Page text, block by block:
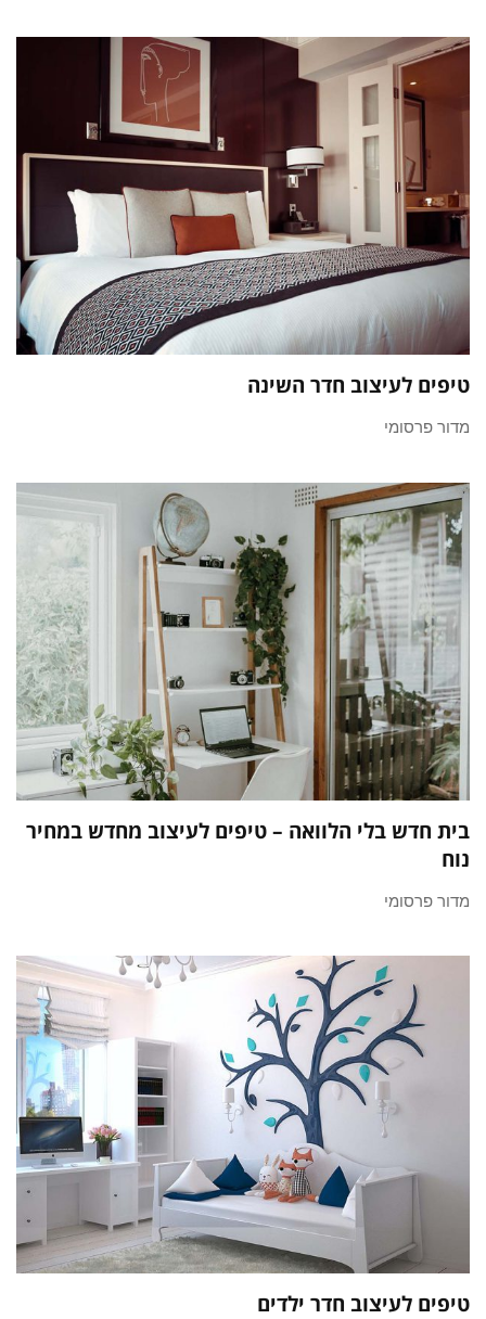
טיפים לעיצוב חדר השינה
מדור פרסומי
בית חדש בלי הלוואה – טיפים לעיצוב מחדש במחיר
נוח
מדור פרסומי
טיפים לעיצוב חדר ילדים